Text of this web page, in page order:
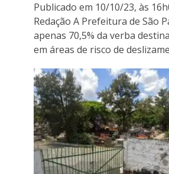
Publicado em 10/10/23, às
Redação A Prefeitura de São
apenas 70,5% da verba
em áreas de risco de